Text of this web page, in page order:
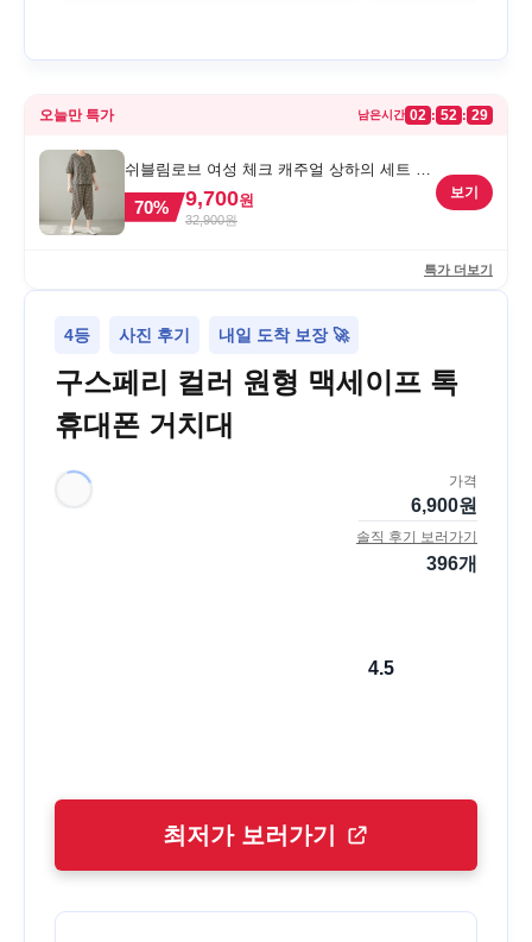
오늘만 특가 남은시간 02 : 52 : 29
쉬블림로브 여성 체크 캐주얼 상하의 세트 안
드리 GW1780, FREE, 1세트
70% 9,700원
32,900원
보기
특가 더보기
4등 사진 후기 내일 도착 보장 🚀
구스페리 컬러 원형 맥세이프 톡
휴대폰 거치대
가격
6,900원
솔직 후기 보러가기
396개
4.5
최저가 보러가기